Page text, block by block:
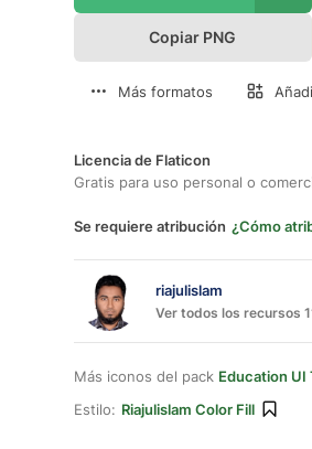
Copiar PNG
Más formatos
Licencia de Flaticon
Gratis para uso personal o
Se requiere atribución ¿Cómo
riajulislam
Ver todos los recursos
Más iconos del pack Education UI
Estilo: Riajulislam Color Fill